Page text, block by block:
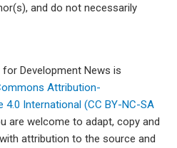
and do not necessarily
Development News is
Attribution-
4.0 International (CC BY-NC-SA
are welcome to adapt, copy and
attribution to the source and